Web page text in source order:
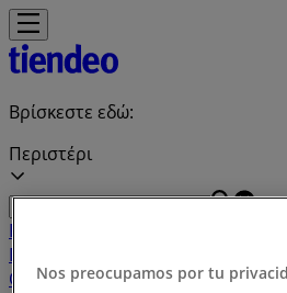
Βρίσκεστε εδώ:
Περιστέρι
Featured
Παιχνίδια
ΟμορφιάΕστιατόρια
Nos preocupamos por tu